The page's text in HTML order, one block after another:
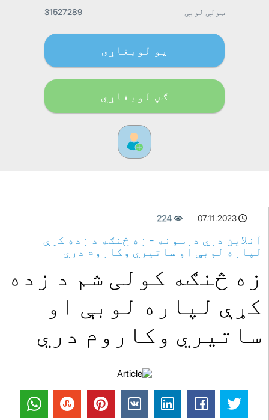
ټولې لوبې 31527289
یو لوبغاړی
ګڼ لوبغاړي
07.11.2023
224
آنلاین دري درسونه - زه څنګه د زده کړې
لپاره لوبې او ساتیري وکاروم دري
زه څنګه کولی شم د زده
کړې لپاره لوبې او
ساتیري وکاروم دري